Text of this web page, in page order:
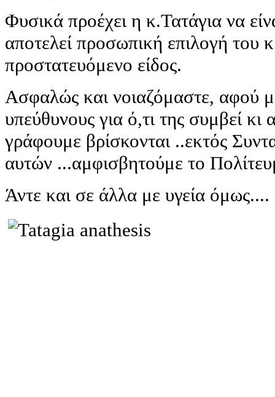
Φυσικά προέχει η κ.Τατάγια να
αποτελεί προσωπική επιλογή του
προστατευόμενο είδος.
Ασφαλώς και νοιαζόμαστε, αφού
υπεύθυνους για ό,τι της συμβεί
γράφουμε βρίσκονται ..εκτός
αυτών ...αμφισβητούμε το
Άντε και σε άλλα με υγεία όμως....